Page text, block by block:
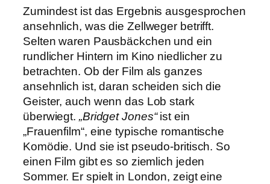
Zumindest ist das Ergebnis ausgesprochen
ansehnlich, was die Zellweger betrifft.
Selten waren Pausbäckchen und ein
rundlicher Hintern im Kino niedlicher zu
betrachten. Ob der Film als ganzes
ansehnlich ist, daran scheiden sich die
Geister, auch wenn das Lob stark
überwiegt. „Bridget Jones“ist ein
„Frauenfilm“, eine typische romantische
Komödie. Und sie ist pseudo-britisch. So
einen Film gibt es so ziemlich jeden
Sommer. Er spielt in London, zeigt eine